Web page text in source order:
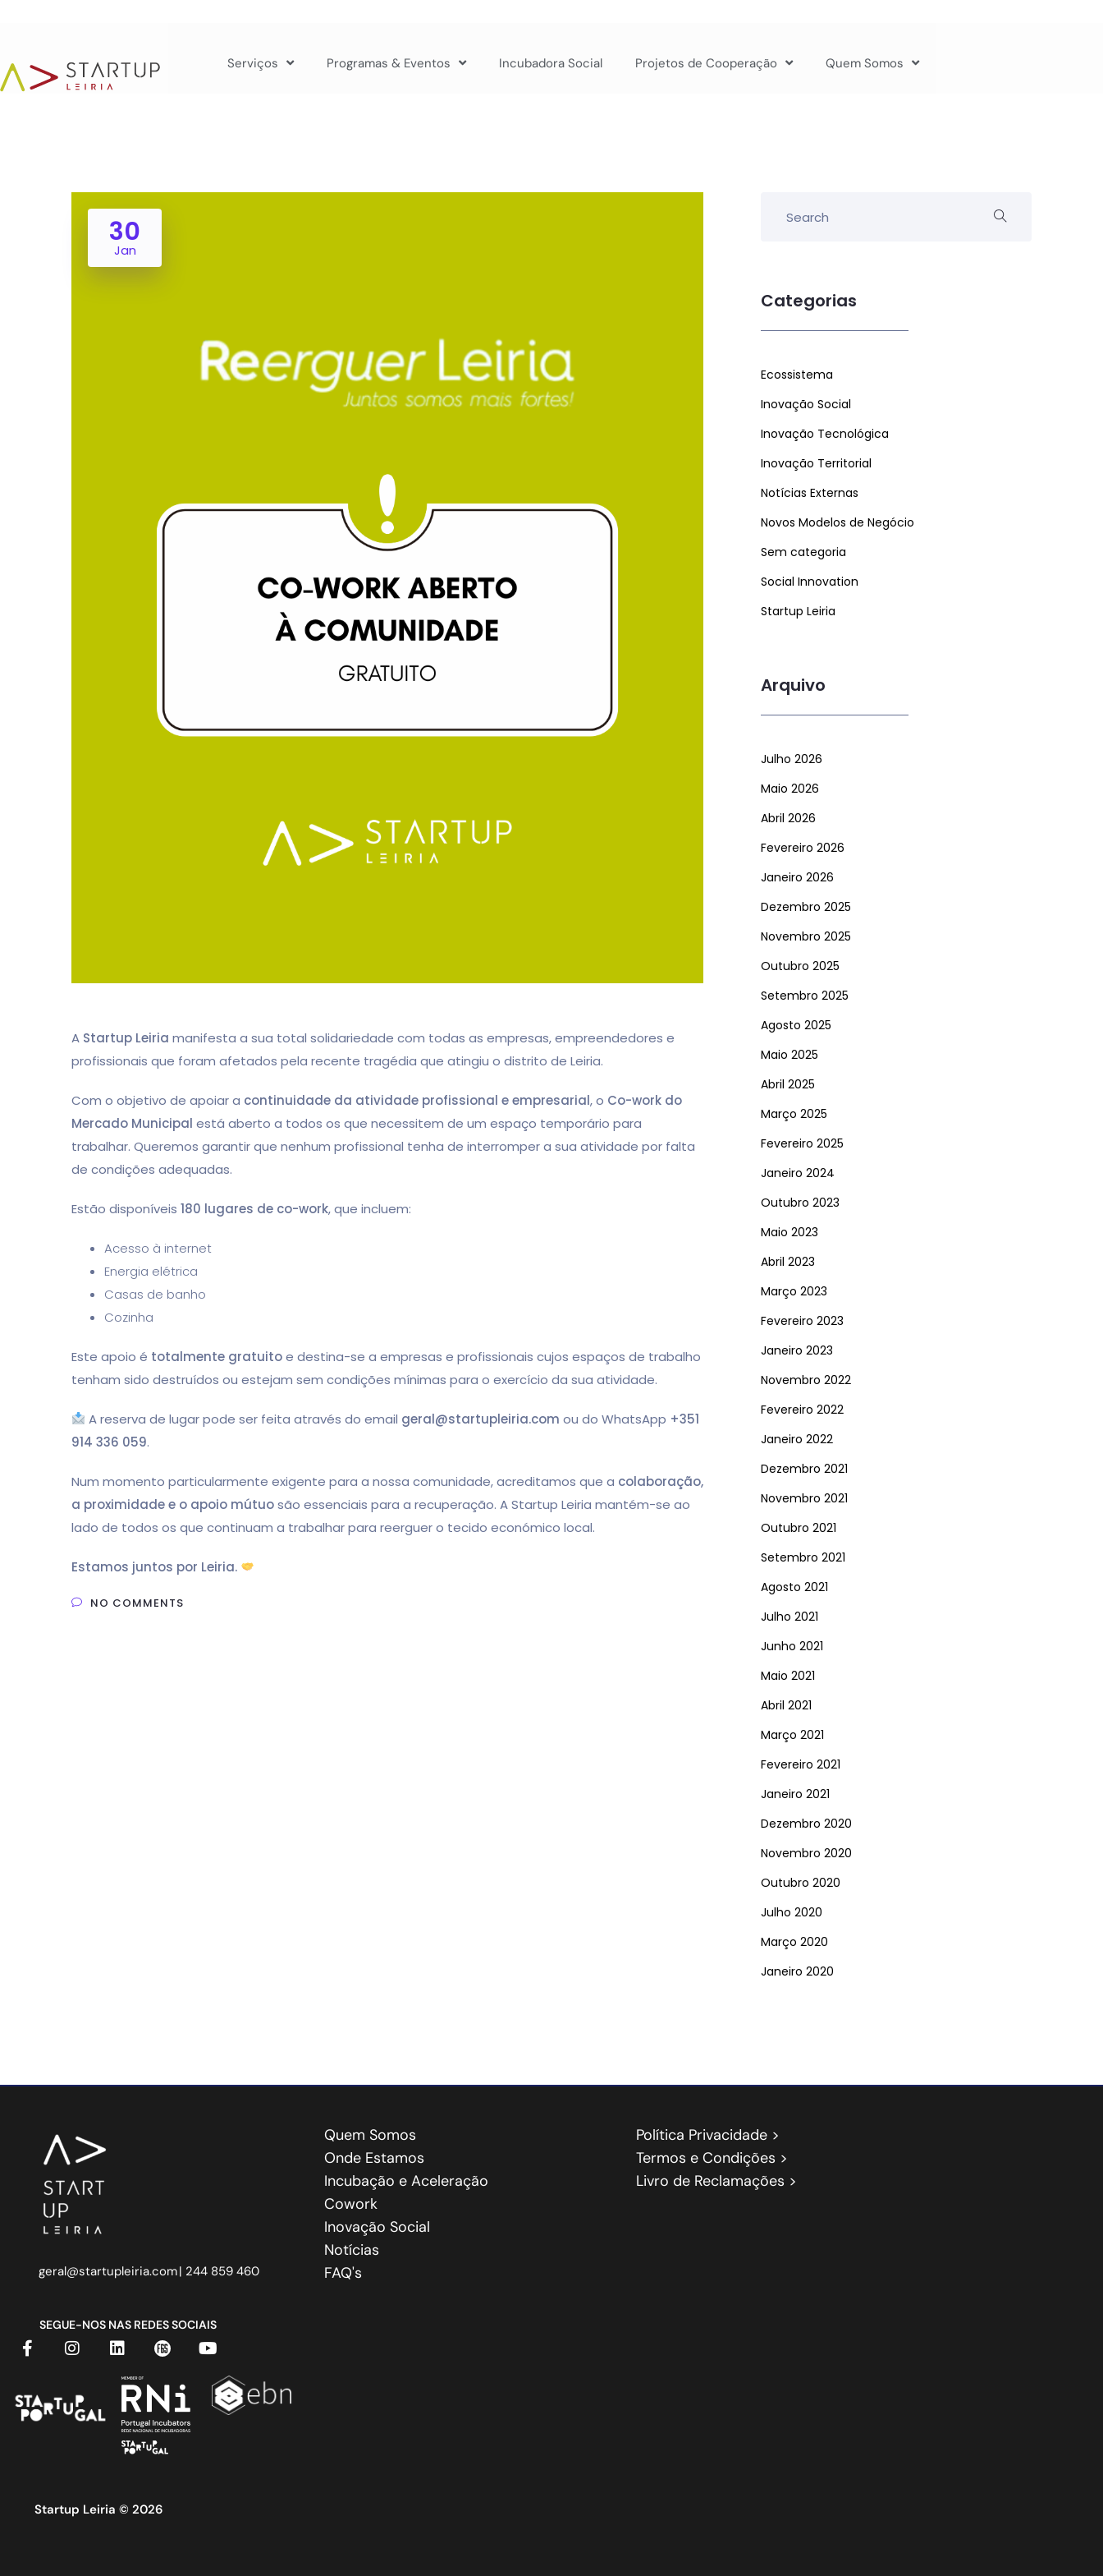
Serviços Programas & Eventos Incubadora Social Projetos de Cooperação Quem Somos
30
Jan
A Startup Leiria manifesta a sua total solidariedade com todas as empresas, empreendedores e
profissionais que foram afetados pela recente tragédia que atingiu o distrito de Leiria.
Com o objetivo de apoiar a continuidade da atividade profissional e empresarial, o Co-work do
Mercado Municipal está aberto a todos os que necessitem de um espaço temporário para
trabalhar. Queremos garantir que nenhum profissional tenha de interromper a sua atividade por falta
de condições adequadas.
Estão disponíveis 180 lugares de co-work, que incluem:
Acesso à internet
Energia elétrica
Casas de banho
Cozinha
Este apoio é totalmente gratuitoe destina-se a empresas e profissionais cujos espaços de trabalho
tenham sido destruídos ou estejam sem condições mínimas para o exercício da sua atividade.
A reserva de lugar pode ser feita através do email geral@startupleiria.com ou do WhatsApp +351
914 336 059.
Num momento particularmente exigente para a nossa comunidade, acreditamos que a colaboração,
a proximidade e o apoio mútuosão essenciais para a recuperação. A Startup Leiria mantém-se ao
lado de todos os que continuam a trabalhar para reerguer o tecido económico local.
Estamos juntos por Leiria.
NO COMMENTS
Categorias
Ecossistema
Inovação Social
Inovação Tecnológica
Inovação Territorial
Notícias Externas
Novos Modelos de Negócio
Sem categoria
Social Innovation
Startup Leiria
Arquivo
Julho 2026
Maio 2026
Abril 2026
Fevereiro 2026
Janeiro 2026
Dezembro 2025
Novembro 2025
Outubro 2025
Setembro 2025
Agosto 2025
Maio 2025
Abril 2025
Março 2025
Fevereiro 2025
Janeiro 2024
Outubro 2023
Maio 2023
Abril 2023
Março 2023
Fevereiro 2023
Janeiro 2023
Novembro 2022
Fevereiro 2022
Janeiro 2022
Dezembro 2021
Novembro 2021
Outubro 2021
Setembro 2021
Agosto 2021
Julho 2021
Junho 2021
Maio 2021
Abril 2021
Março 2021
Fevereiro 2021
Janeiro 2021
Dezembro 2020
Novembro 2020
Outubro 2020
Julho 2020
Março 2020
Janeiro 2020
geral@startupleiria.com| 244 859 460
SEGUE-NOS NAS REDES SOCIAIS
Startup Leiria © 2026
Quem Somos
Onde Estamos
Incubação e Aceleração
Cowork
Inovação Social
Notícias
FAQ's
Política Privacidade >
Termos e Condições >
Livro de Reclamações >